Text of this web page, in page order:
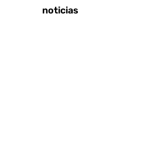
Últimas noticias